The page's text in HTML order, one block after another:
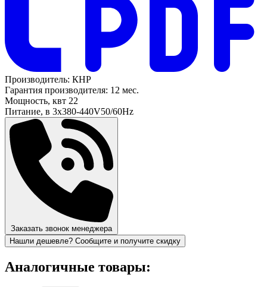
Производитель: КНР
Гарантия производителя: 12 мес.
Мощность, квт 22
Питание, в 3х380-440V50/60Hz
Заказать звонок менеджера
Нашли дешевле? Сообщите и получите скидку
Аналогичные товары: